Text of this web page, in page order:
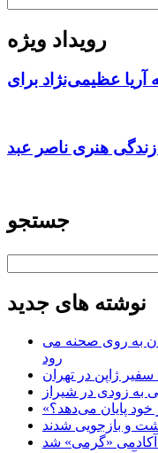
رویداد ویژه
جستجو
نوشته های جدید
به روی صحنه می
رود
ژاپن در تهران
به زودی در شیراز
خود پایان می‌دهد؟
و بازجویی شدند
«گرمی» شد